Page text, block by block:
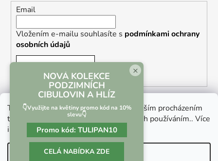
Tento web používá soubory cookie. Dalším procházením
tohoto webu vyjadřujete souhlas s jejich používáním.. Více
informacízde.
Nastavenie
Email
Vložením e-mailu souhlasíte s podmínkami ochrany
osobních údajů
Vrácení zboží a reklamace Kontaktní formulář
×
NOVÁ KOLEKCE
PODZIMNÍCH
CIBULOVIN A HLÍZ
👇Využijte na květiny promo kód na 10%
slevu👇
Promo kód: TULIPAN10
CELÁ NABÍDKA ZDE